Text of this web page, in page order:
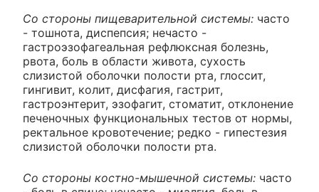
Со стороны пищеварительной системы: часто
- тошнота, диспепсия; нечасто -
гастроэзофагеальная рефлюксная болезнь,
рвота, боль в области живота, сухость
слизистой оболочки полости рта, глоссит,
гингивит, колит, дисфагия, гастрит,
гастроэнтерит, эзофагит, стоматит, отклонение
печеночных функциональных тестов от нормы,
ректальное кровотечение; редко - гипестезия
слизистой оболочки полости рта.
Со стороны костно-мышечной системы: часто